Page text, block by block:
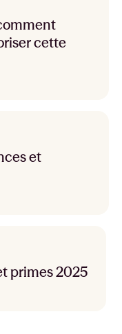
cette
et
primes 2025